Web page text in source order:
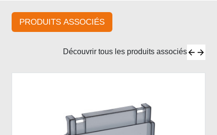
PRODUITS ASSOCIÉS
Découvrir tous les produits associés